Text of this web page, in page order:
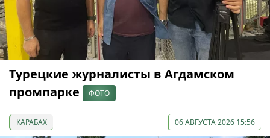
Турецкие журналисты в Агдамском
промпарке
ФОТО
КАРАБАХ 06 АВГУСТА 2026 15:56